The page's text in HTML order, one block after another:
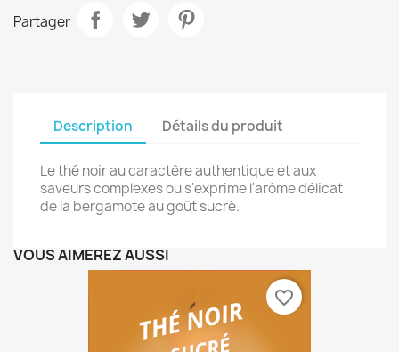
Partager
Description Détails du produit
Le thé noir au caractère authentique et aux
saveurs complexes ou s'exprime l'arôme délicat
de la bergamote au goût sucré.
VOUS AIMEREZ AUSSI
favorite_border